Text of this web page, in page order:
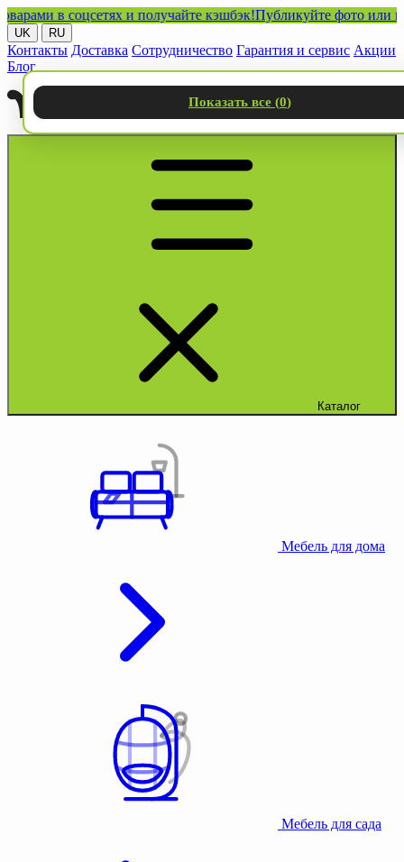
в соцсетях и получайте кэшбэк!Публикуйте фото или видео
UK RU
Контакты Доставка Сотрудничество Гарантия и сервис Акции
Блог
Каталог
Мебель для дома
Мебель для сада
Показать все (0)